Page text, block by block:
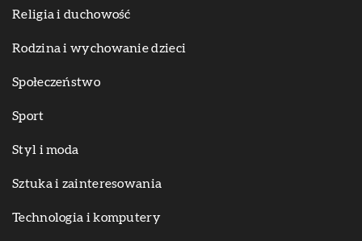
Religia i duchowość
Rodzina i wychowanie dzieci
Społeczeństwo
Sport
Styl i moda
Sztuka i zainteresowania
Technologia i komputery